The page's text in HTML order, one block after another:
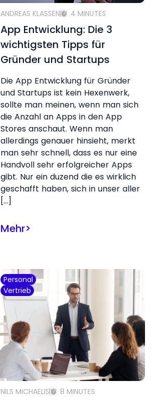
ANDREAS KLASSEN 4 MINUTES
App Entwicklung: Die 3
wichtigsten Tipps für
Gründer und Startups
Die App Entwicklung für Gründer
und Startups ist kein Hexenwerk,
sollte man meinen, wenn man sich
die Anzahl an Apps in den App
Stores anschaut. Wenn man
allerdings genauer hinsieht, merkt
man sehr schnell, dass es nur eine
Handvoll sehr erfolgreicher Apps
gibt. Nur ein duzend die es wirklich
geschafft haben, sich in unser aller
[…]
Mehr>
Personal
Vertrieb
NILS MICHAELIS 8 MINUTES